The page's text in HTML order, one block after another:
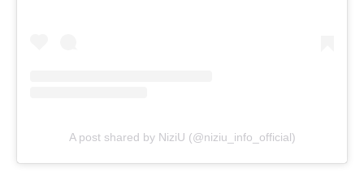
A post shared by NiziU (@niziu_info_official)